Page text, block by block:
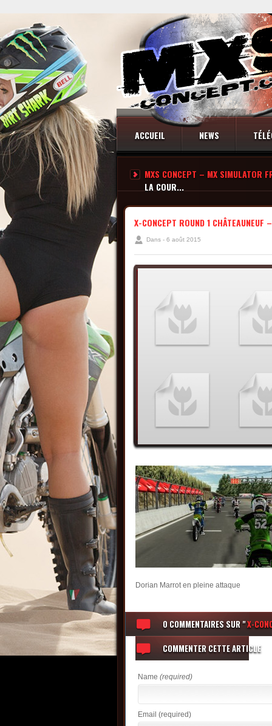
ACCUEIL NEWS
CONTACT
MXS CONCEPT – MX SIMULATOR
LA COUR...
X-CONCEPT ROUND 1 CHÂTEAUNEUF
Dans - 6 août 2015
Dorian Marrot en pleine attaque
0 COMMENTAIRESSUR "X-
COMMENTER CETTE ARTICLE
Name (required)
Email (required)